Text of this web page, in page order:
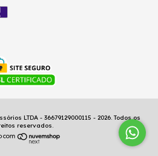
LTDA - 36679129000115 - 2026. Todos os
reservados.